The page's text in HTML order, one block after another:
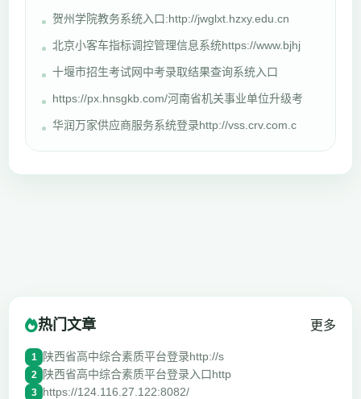
贺州学院教务系统入口:http://jwglxt.hzxy.edu.cn
北京小客车指标调控管理信息系统https://www.bjhj
十堰市招生考试网中考录取结果查询系统入口
https://px.hnsgkb.com/河南省机关事业单位升级考
华润万家供应商服务系统登录http://vss.crv.com.c
热门文章 更多
1 陕西省高中综合素质平台登录http://s
2 陕西省高中综合素质平台登录入口http
3 https://124.116.27.122:8082/